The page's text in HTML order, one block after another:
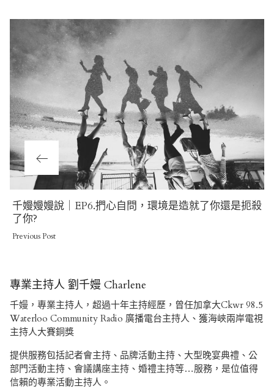
Previous
Post
千嫚嫚嫚說｜EP6.捫心自問，環境是造就了你還是扼殺
了你?
Previous Post
專業主持人 劉千嫚 Charlene
千嫚，專業主持人，超過十年主持經歷，曾任加拿大Ckwr 98.5
Waterloo Community Radio 廣播電台主持人、獲海峽兩岸電視
主持人大賽銅獎
提供服務包括記者會主持、品牌活動主持、大型晚宴典禮、公
部門活動主持、會議講座主持、婚禮主持等…服務，是位值得
信賴的專業活動主持人。